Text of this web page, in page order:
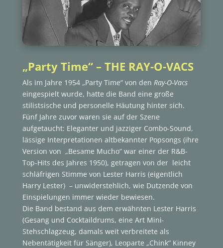
„Party Time“ – THE RAY-O-VACS
Als im Jahre 1954 „Party Time“ von den Ray-O-Vacs
eingespielt wurde, hatte die Band eine große
stilistsische und personelle Häutung hinter sich.
Fünf Jahre zuvor waren sie auf der Szene
aufgetaucht: Eleganter und jazziger Combo-Sound,
lässige Interpretationen altbekannter Popsongs (ihre
Version von „Besame Mucho“ war einer der R&B-
Top-Hits des Jahres 1950), getragen von der leicht
schläfrigen Stimme von Lester Harris (eigentlich
Harry Lester) – unwiderstehlich, wie Dutzende von
Einspielungen immer wieder bewiesen.
Die Band bestand aus dem erwähnten Lester Harris
(Gesang und Cocktaildrums, eine Art Mini-
Stehschlagzeug, damals weit verbreitete als
Nebentätigkeit für Sänger), Leoparte „Chink“ Kinney